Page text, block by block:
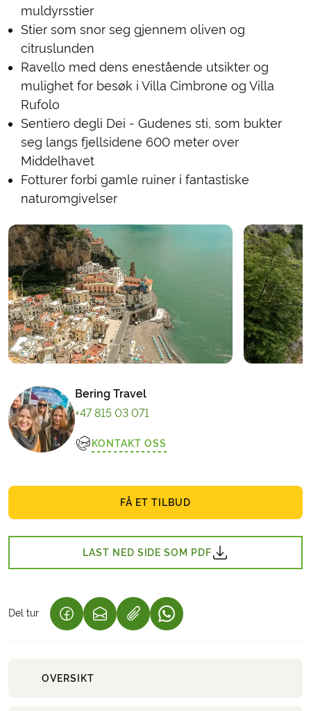
muldyrsstier
Stier som snor seg gjennem oliven og
citruslunden
Ravello med dens enestående utsikter og
mulighet for besøk i Villa Cimbrone og Villa
Rufolo
Sentiero degli Dei - Gudenes sti, som bukter
seg langs fjellsidene 600 meter over
Middelhavet
Fotturer forbi gamle ruiner i fantastiske
naturomgivelser
Bering Travel
+47 815 03 071
KONTAKT OSS
FÅ ET TILBUD
LAST NED SIDE SOM PDF
Del tur (LENKE ÅPNES I NY FANE)
(LENKE ÅPNES I NY FANE)(LENKE ÅPNES I NY FANE)
OVERSIKT